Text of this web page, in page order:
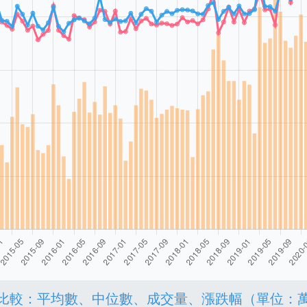
較：平均數、中位數、成交量、漲跌幅（單位：